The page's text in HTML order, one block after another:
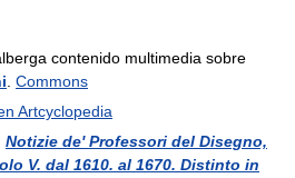
contenido multimedia sobre
. Commons
Artcyclopedia
Notizie de' Professori del Disegno,
V. dal 1610. al 1670. Distinto in